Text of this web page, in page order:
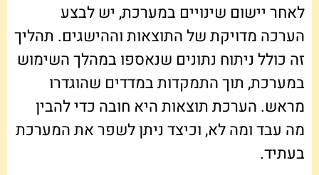
לאחר יישום שינויים במערכת, יש לבצע
הערכה מדויקת של התוצאות וההישגים. תהליך
זה כולל ניתוח נתונים שנאספו במהלך השימוש
במערכת, תוך התמקדות במדדים שהוגדרו
מראש. הערכת תוצאות היא חובה כדי להבין
מה עבד ומה לא, וכיצד ניתן לשפר את המערכת
בעתיד.